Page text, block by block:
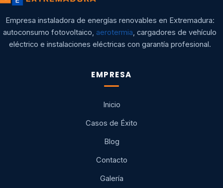
Empresa instaladora de energías renovables en Extremadura:
autoconsumo fotovoltaico,aerotermia, cargadores de vehículo
eléctrico e instalaciones eléctricas con garantía profesional.
EMPRESA
Inicio
Casos de Éxito
Blog
Contacto
Galería